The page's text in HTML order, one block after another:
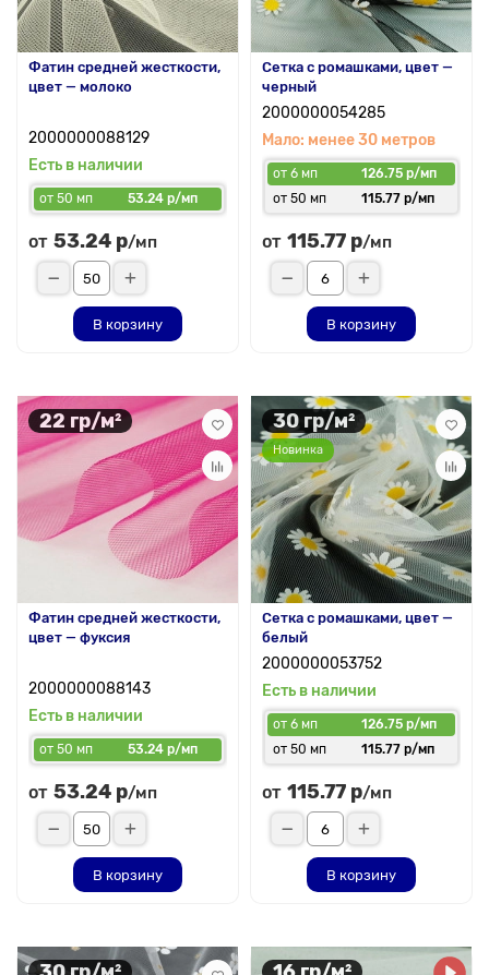
Фатин средней жесткости,
цвет — молоко
2000000088129
Есть в наличии
от 50 мп 53.24 р/мп
от 53.24 р/мп
В корзину
Сетка с ромашками, цвет —
черный
2000000054285
Мало: менее 30 метров
от 6 мп
126.75 р/мп
от 50 мп
115.77 р/мп
от 115.77 р/мп
В корзину
22 гр/м²
Фатин средней жесткости,
цвет — фуксия
2000000088143
Есть в наличии
от 50 мп 53.24 р/мп
от 53.24 р/мп
В корзину
30 гр/м²
Новинка
Сетка с ромашками, цвет —
белый
2000000053752
Есть в наличии
от 6 мп
126.75 р/мп
от 50 мп
115.77 р/мп
от 115.77 р/мп
В корзину